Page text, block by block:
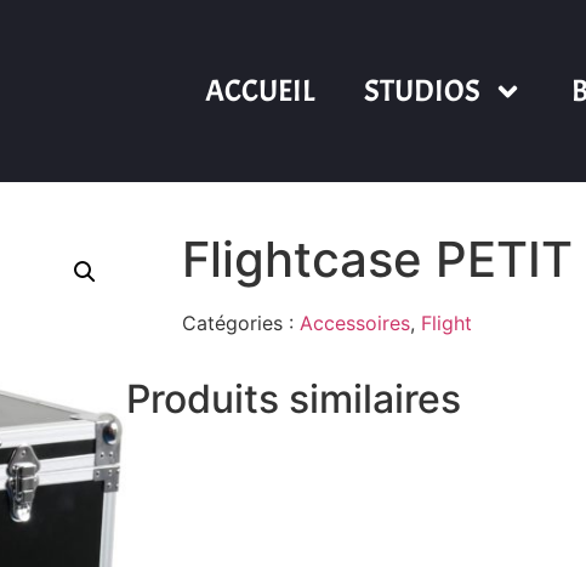
ACCUEIL STUDIOS
Flightcase PETIT
Catégories : Accessoires, Flight
Produits similaires